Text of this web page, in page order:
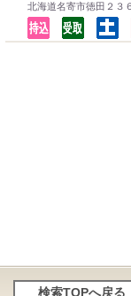
北海道名寄市徳田２３